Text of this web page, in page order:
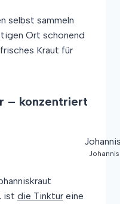
selbst sammeln
Ort schonend
Kraut für
– konzentriert
ist die Tinktur eine